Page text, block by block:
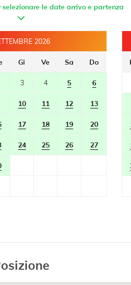
le date arrivo e partenza
2026
Gi Ve Sa Do
3 4 5 6
10 11 12 13
17 18 19 20
24 25 26 27